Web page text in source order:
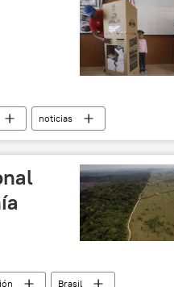
noticias
Brasil